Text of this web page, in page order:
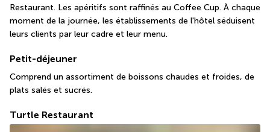
Restaurant. Les apéritifs sont raffinés au Coffee Cup. À chaque
moment de la journée, les établissements de l'hôtel séduisent
leurs clients par leur cadre et leur menu.
Petit-déjeuner
Comprend un assortiment de boissons chaudes et froides, de
plats salés et sucrés.
Turtle Restaurant